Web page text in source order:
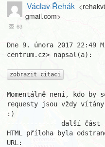
Václav Řehák
gmail.com>
63
Dne 9. února 2017 22:49
centrum.cz> napsal(a):
zobrazit citaci
Momentálně není, kdo by
requesty jsou vždy vítány
:)
------------- další
HTML příloha byla
URL: